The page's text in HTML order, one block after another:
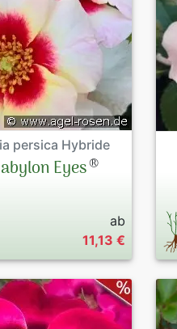
persica Hybride
Eyes®
ab
11,13 €